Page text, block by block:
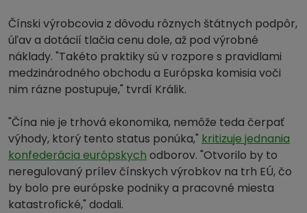
Čínski výrobcovia z dôvodu rôznych štátnych podpôr,
úľav a dotácií tlačia cenu dole, až pod výrobné
náklady. "Takéto praktiky sú v rozpore s pravidlami
medzinárodného obchodu a Európska komisia voči
nim rázne postupuje," tvrdí Králik.
"Čína nie je trhová ekonomika, nemôže teda čerpať
výhody, ktorý tento status ponúka," kritizuje jednania
konfederácia európskych odborov. "Otvorilo by to
neregulovaný prílev čínskych výrobkov na trh EÚ, čo
by bolo pre európske podniky a pracovné miesta
katastrofické," dodali.